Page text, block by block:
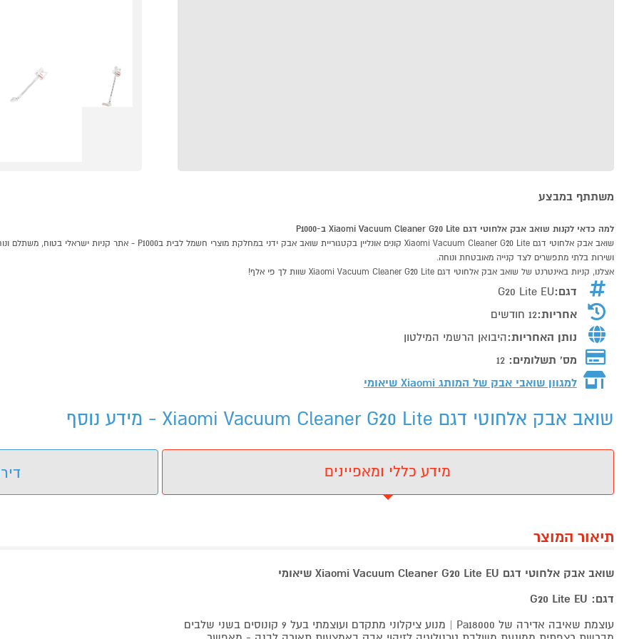
משתתף במבצע
למה כדאי לקנות שואב אבק אלחוטי דגם Xiaomi Vacuum Cleaner G20 Lite ב-P1000
ושירות בלתי מתפשרים לצד קנייה מאובטחת ונוחה.
אצלנו, קניות באינטרנט של שואב אבק אלחוטי דגם Xiaomi Vacuum Cleaner G20 Lite שוות לך פי אלף!
דגם:G20 Lite EU
אחריות:12 חודשים
נותן האחריות:היבואן הרשמי המילטון
מס' תשלומים:12
למגוון שואבי אבק של המותגXiaomi שיאומי
שואב אבק אלחוטי דגם Xiaomi Vacuum Cleaner G20 Lite - מידע נוסף
מידע כללי ומאפיינים
תיאור המוצר
שואב אבק אלחוטי דגם Xiaomi Vacuum Cleaner G20 Lite EU שיאומי
דגם: G20 Lite EU
עוצמת שאיבה אדירה של Pa18000 | מנוע ציקלוני מתקדם ועוצמתי בעל 9 קונוסים בשני שלבים